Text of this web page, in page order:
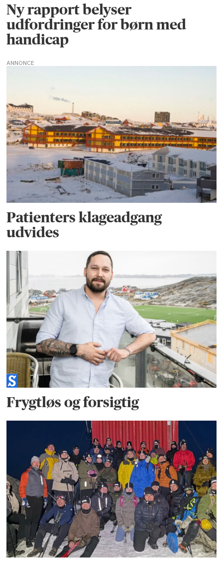
Ny rapport belyser
udfordringer for børn med
handicap
ANNONCE
Patienters klageadgang
udvides
Frygtløs og forsigtig